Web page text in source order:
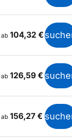
ab 104,32 €
ab 126,59 €
ab 156,27 €